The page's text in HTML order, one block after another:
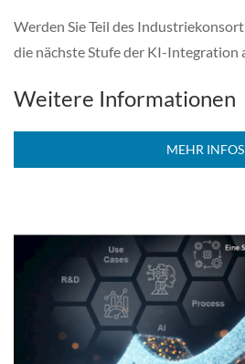
Werden Sie Teil des
die nächste Stufe der KI-Integration
Weitere Informationen
MEHR INFOS